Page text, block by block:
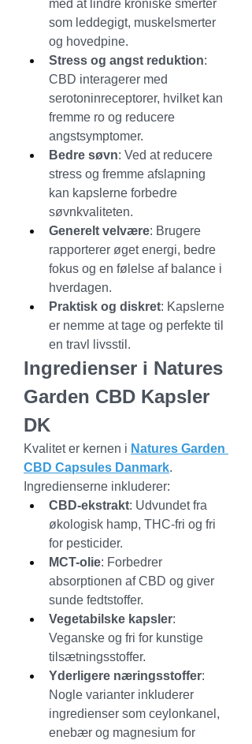
med at lindre kroniske smerter
som leddegigt, muskelsmerter
og hovedpine.
Stress og angst reduktion:
CBD interagerer med
serotoninreceptorer, hvilket kan
fremme ro og reducere
angstsymptomer.
Bedre søvn: Ved at reducere
stress og fremme afslapning
kan kapslerne forbedre
søvnkvaliteten.
Generelt velvære: Brugere
rapporterer øget energi, bedre
fokus og en følelse af balance i
hverdagen.
Praktisk og diskret: Kapslerne
er nemme at tage og perfekte til
en travl livsstil.
Ingredienser i Natures
Garden CBD Kapsler
DK
Kvalitet er kernen i Natures Garden
CBD Capsules Danmark.
Ingredienserne inkluderer:
CBD-ekstrakt: Udvundet fra
økologisk hamp, THC-fri og fri
for pesticider.
MCT-olie: Forbedrer
absorptionen af CBD og giver
sunde fedtstoffer.
Vegetabilske kapsler:
Veganske og fri for kunstige
tilsætningsstoffer.
Yderligere næringsstoffer:
Nogle varianter inkluderer
ingredienser som ceylonkanel,
enebær og magnesium for